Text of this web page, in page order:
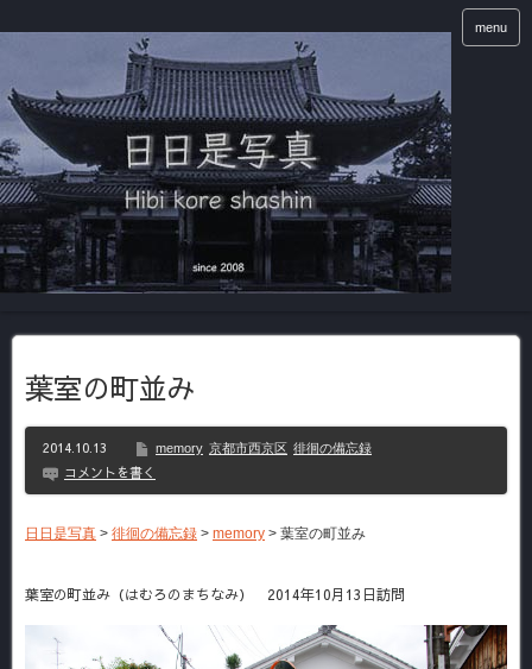
menu
葉室の町並み
2014.10.13 memory 京都市西京区 徘徊の備忘録
コメントを書く
日日是写真 > 徘徊の備忘録 > memory > 葉室の町並み
葉室の町並み（はむろのまちなみ） 2014年10月13日訪問